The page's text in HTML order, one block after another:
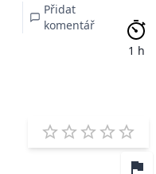
Přidat
komentář
1 h
1 Star
2 Stars
3 Stars
4 5